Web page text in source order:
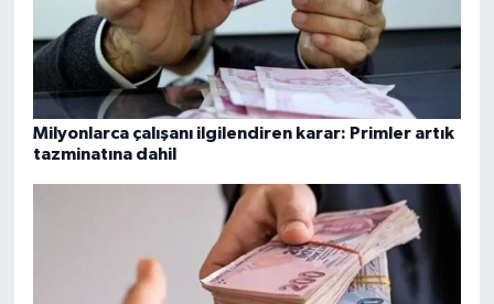
Milyonlarca çalışanı ilgilendiren karar: Primler artık
tazminatına dahil